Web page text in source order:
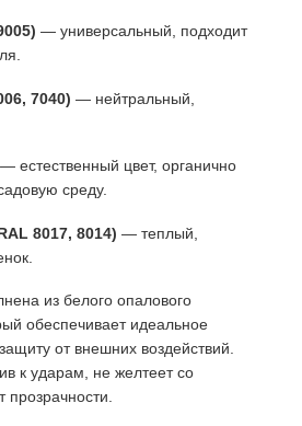
— универсальный, подходит
7040) — нейтральный,
— естественный цвет, органично
среду.
8017, 8014) — теплый,
из белого опалового
обеспечивает идеальное
от внешних воздействий.
к ударам, не желтеет со